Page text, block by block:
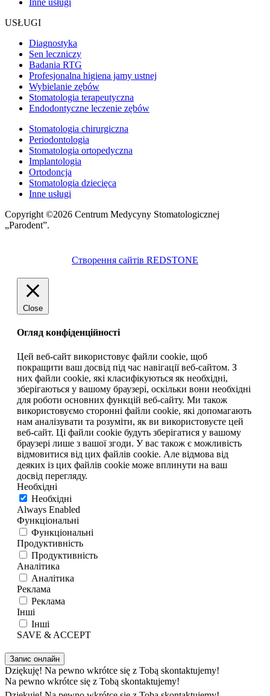
Inne usługi
USŁUGI
Diagnostyka
Sen leczniczy
Badania RTG
Profesjonalna higiena jamy ustnej
Wybielanie zębów
Stomatologia terapeutyczna
Endodontyczne leczenie zębów
Stomatologia chirurgiczna
Periodontologia
Stomatologia ortopedyczna
Implantologia
Ortodoncja
Stomatologia dziecięca
Inne usługi
Copyright ©2026 Centrum Medycyny Stomatologicznej
„Parodent”.
Створення сайтів REDSTONE
Close
Огляд конфіденційності
Цей веб-сайт використовує файли cookie, щоб
покращити ваш досвід під час навігації веб-сайтом. З
них файли cookie, які класифікуються як необхідні,
зберігаються у вашому браузері, оскільки вони необхідні
для роботи основних функцій веб-сайту. Ми також
використовуємо сторонні файли cookie, які допомагають
нам аналізувати та розуміти, як ви використовуєте цей
веб-сайт. Ці файли cookie будуть зберігатися у вашому
браузері лише з вашої згоди. У вас також є можливість
відмовитися від цих файлів cookie. Але відмова від
деяких із цих файлів cookie може вплинути на ваш
досвід перегляду.
Необхідні
Необхідні
Always Enabled
Функціональні
Функціональні
Продуктивність
Продуктивність
Аналітика
Аналітика
Реклама
Реклама
Інші
Інші
SAVE & ACCEPT
Запис онлайн
Dziękuję! Na pewno wkrótce się z Tobą skontaktujemy!
Na pewno wkrótce się z Tobą skontaktujemy!